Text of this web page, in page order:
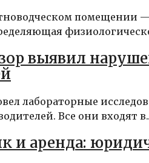
помещении —
выявил
лабораторные
Все они входят
и аренда: